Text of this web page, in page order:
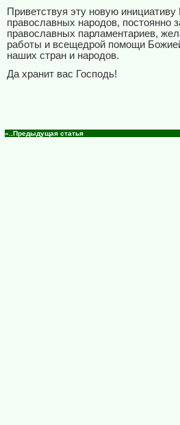
Приветствуя эту новую
православных народов, постоянно
православных парламентариев,
работы и всещедрой помощи
наших стран и народов.
Да хранит вас Господь!
«..Предыдущая статья